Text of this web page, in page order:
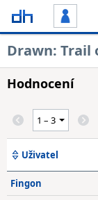
Drawn: Trail
Hodnocení
Uživatel
Fingon